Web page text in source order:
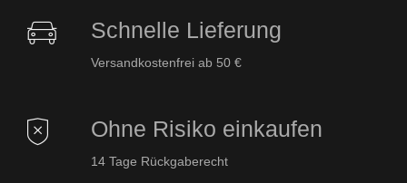
Schnelle Lieferung
Versandkostenfrei ab 50 €
Ohne Risiko einkaufen
14 Tage Rückgaberecht